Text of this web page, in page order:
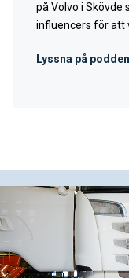
på Volvo i Skövde
influencers för att
Lyssna på